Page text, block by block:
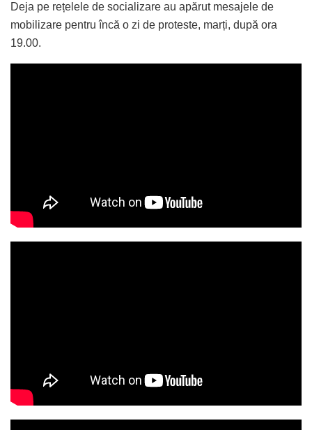
Deja pe rețelele de socializare au apărut mesajele de
mobilizare pentru încă o zi de proteste, marți, după ora
19.00.